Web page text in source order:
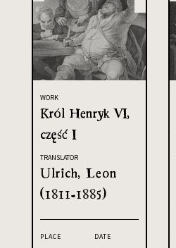
WORK
Król Henryk VI,
część I
TRANSLATOR
Ulrich, Leon
(1811-1885)
PLACE
DATE